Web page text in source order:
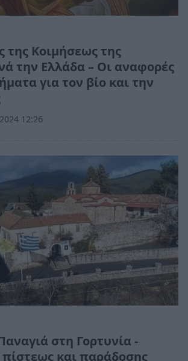
της Κοιμήσεως της
την Ελλάδα – Οι αναφορές
για τον βίο και την
12:26
στη Γορτυνία -
και παράδοσης